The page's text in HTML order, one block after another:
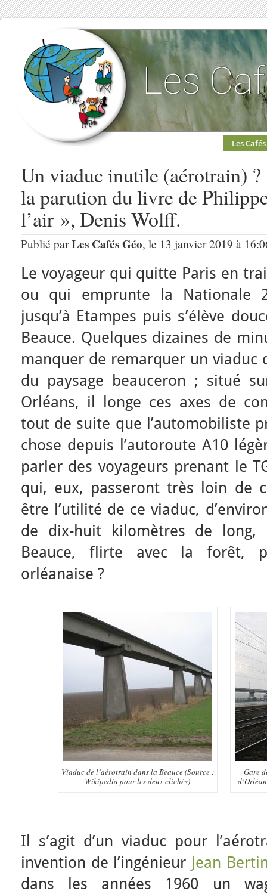
Les Cafés
Un viaduc inutile (aérotrain)
la parution du livre de
l’air », Denis Wolff.
Publié parLes Cafés Géo, le 13 janvier 2019 à
Le voyageur qui quitte Paris en
ou qui emprunte la Nationale
jusqu’à Etampes puis s’élève
Beauce. Quelques dizaines de
manquer de remarquer un
du paysage beauceron ; situé
Orléans, il longe ces axes de
tout de suite que l’automobiliste
chose depuis l’autoroute A10
parler des voyageurs prenant le
qui, eux, passeront très loin de
être l’utilité de ce viaduc,
de dix-huit kilomètres de
Beauce, flirte avec la forêt,
orléanaise ?
Viaduc de l’aérotrain dans la Beauce (Source :
Wikipedia pour les deux clichés)
Gare
Il s’agit d’un viaduc pour
invention de l’ingénieur Jean
dans les années 1960 un